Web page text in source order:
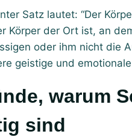
Satz lautet: “Der
Körper der Ort ist, an
oder ihm nicht die
geistige und
sind